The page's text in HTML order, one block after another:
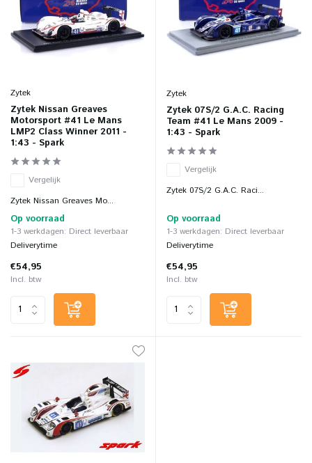
Zytek
Zytek Nissan Greaves
Motorsport #41 Le Mans
LMP2 Class Winner 2011 -
1:43 - Spark
Vergelijk
Zytek Nissan Greaves Mo...
Op voorraad
1-3 werkdagen: Direct leverbaar
Deliverytime
€54,95
Incl. btw
Zytek
Zytek 07S/2 G.A.C. Racing
Team #41 Le Mans 2009 -
1:43 - Spark
Vergelijk
Zytek 07S/2 G.A.C. Raci...
Op voorraad
1-3 werkdagen: Direct leverbaar
Deliverytime
€54,95
Incl. btw